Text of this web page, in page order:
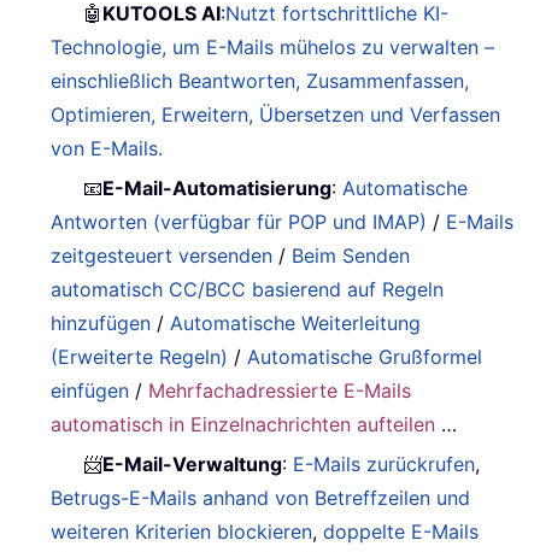
🤖 KUTOOLS AI:Nutzt fortschrittliche KI-
Technologie, um E-Mails mühelos zu verwalten –
einschließlich Beantworten, Zusammenfassen,
Optimieren, Erweitern, Übersetzen und Verfassen
von E-Mails.
📧E-Mail-Automatisierung:Automatische
Antworten (verfügbar für POP und IMAP) / E-Mails
zeitgesteuert versenden / Beim Senden
automatisch CC/BCC basierend auf Regeln
hinzufügen /Automatische Weiterleitung
(Erweiterte Regeln) /Automatische Grußformel
einfügen / Mehrfachadressierte E-Mails
automatisch in Einzelnachrichten aufteilen …
📨E-Mail-Verwaltung: E-Mails zurückrufen,
Betrugs-E-Mails anhand von Betreffzeilen und
weiteren Kriterien blockieren,doppelte E-Mails